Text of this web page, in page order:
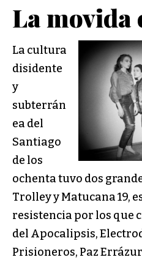
La movida
La cultura
disidente
y
subterrán
ea del
Santiago
de los
ochenta tuvo dos
Trolley y Matucana 19,
resistencia por los que
del Apocalipsis,
Prisioneros, Paz